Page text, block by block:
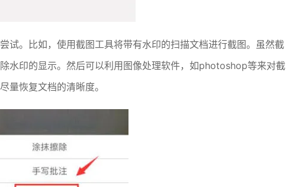
试。比如，使用截图工具将带有水印的扫描文档进行截图。虽然截
水印的显示。然后可以利用图像处理软件，如photoshop等来对截
量恢复文档的清晰度。